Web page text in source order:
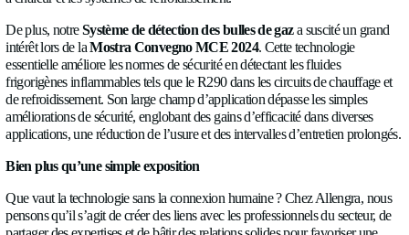
NOUS
Langue
Francais✓
Socials
LinkedIn Twitter Facebook
L’exposition a mis en avant les avancées de l’industrie
défis de la transition énergétique. Allengra est fière de faire
mouvement en proposant des solutions uniques au secteur
révolutionnairesDébitmètres à ultrasons. Ces débitmètres
consommation d’énergie dans diverses applications,
à chaleur et les systèmes de refroidissement.
intérêt lors de laMostra Convegno MCE 2024. Cette
essentielle améliore les normes de sécurité en détectant les